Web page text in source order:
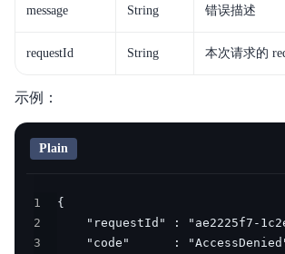
message String 错误描述
requestId String 本次请求的
示例：
Plain
1
2
3